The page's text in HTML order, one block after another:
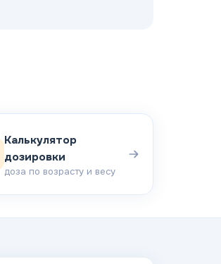
Калькулятор
дозировки
доза по возрасту и весу